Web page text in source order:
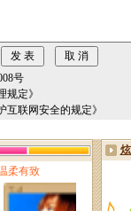
号
规定》
联网安全的规定》